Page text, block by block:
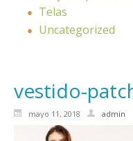
Telas
Uncategorized
vestido-
mayo 11, 2018 admin